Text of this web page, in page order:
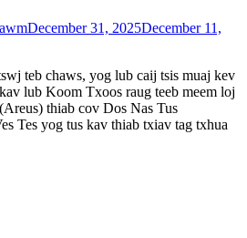
December 31, 2025December 11,
teb chaws, yog lub caij tsis muaj kev
lub Koom Txoos raug teeb meem loj
thiab cov Dos Nas Tus
Tes yog tus kav thiab txiav tag txhua